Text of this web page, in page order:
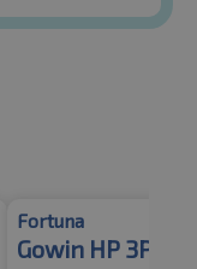
Fortuna
Gowin HP